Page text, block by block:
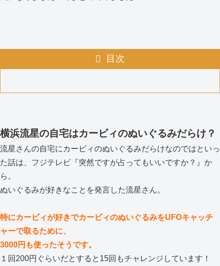
目次
横浜流星の自宅はカービィのぬいぐるみだらけ？
流星さんの自宅にカービィのぬいぐるみだらけなのではといっ
た話は、フジテレビ『突然ですが占ってもいいですか？』か
ら。
ぬいぐるみが好きなことを発言した流星さん。
特にカービィが好きでカービィのぬいぐるみをUFOキャッチ
ャーで取るために、
3000円も使ったそうです。
１回200円ぐらいだとすると15回もチャレンジしています！